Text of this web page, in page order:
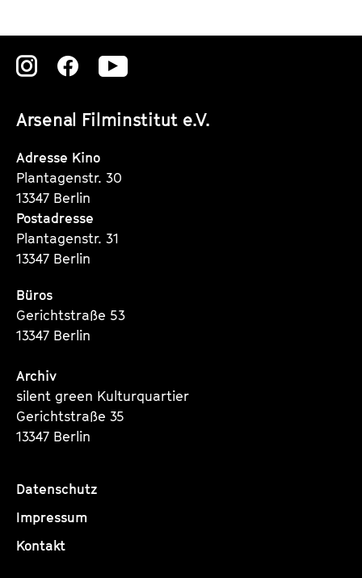
Arsenal Filminstitut e.V.
Zu
Instagram
Seite
Zu
Instagram
Seite
Zu
Instagram
Adresse Kino
Plantagenstr. 30
13347 Berlin
Postadresse
Plantagenstr. 31
13347 Berlin
Büros
Gerichtstraße 53
13347 Berlin
Archiv
silent green Kulturquartier
Gerichtstraße 35
13347 Berlin
Datenschutz
Impressum
Kontakt